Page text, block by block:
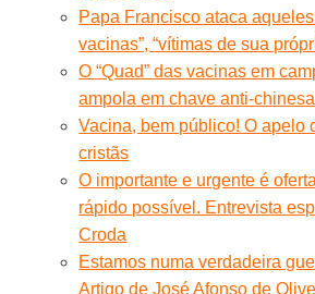
Papa Francisco ataca
vacinas”, “vítimas de sua
O “Quad” das vacinas em
ampola em chave anti-chinesa
Vacina, bem público! O apelo
cristãs
O importante e urgente é
rápido possível. Entrevista
Croda
Estamos numa verdadeira
Artigo de José Afonso de